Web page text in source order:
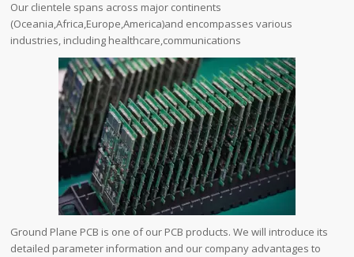
Our clientele spans across major continents
(Oceania,Africa,Europe,America)and encompasses various
industries, including healthcare,communications
Ground Plane PCB is one of our PCB products. We will introduce its
detailed parameter information and our company advantages to